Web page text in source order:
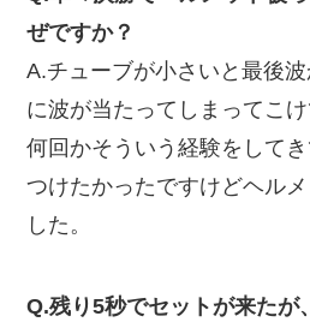
ぜですか？
A.チューブが小さいと最後
に波が当たってしまってこ
何回かそういう経験をして
つけたかったですけどヘル
した。
Q.残り5秒でセットが来たが